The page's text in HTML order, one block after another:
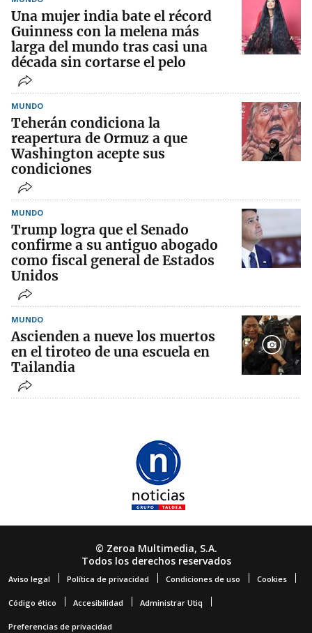
Una mujer india bate el récord
Guinness con la melena más
larga del mundo tras casi una
década sin cortarse el pelo
MUNDO
Teherán condiciona la
reapertura de Ormuz a que
Washington acepte sus
condiciones
MUNDO
Trump logra que el Senado
confirme a su antiguo abogado
como fiscal general de Estados
Unidos
MUNDO
Ascienden a nueve los muertos
en el tiroteo de una escuela en
Tailandia
© Zeroa Multimedia, S.A.
Todos los derechos reservados
Aviso legal Política de privacidad Condiciones de uso Cookies
Código ético Accesibilidad Administrar Utiq
Preferencias de privacidad